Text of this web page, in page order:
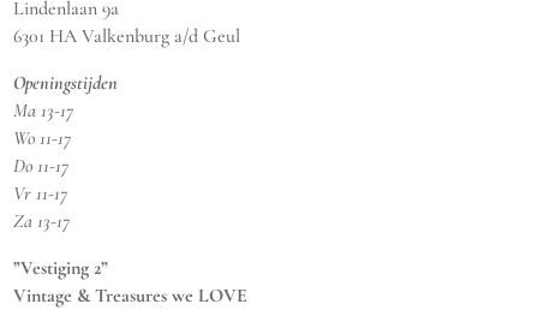
Lindenlaan 9a
6301 HA Valkenburg a/d Geul
Openingstijden
Ma 13-17
Wo 11-17
Do 11-17
Vr 11-17
Za 13-17
”Vestiging 2”
Vintage & Treasures we LOVE